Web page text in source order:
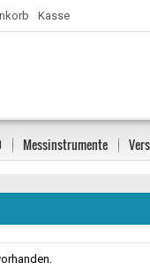
Kasse
Messinstrumente